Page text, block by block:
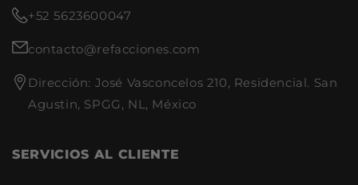
+52 5623600047
contacto@refacciones.com
Dirección: José Vasconcelos 210, Residencial. San
Agustin, SPGG, NL, México
SERVICIOS AL CLIENTE